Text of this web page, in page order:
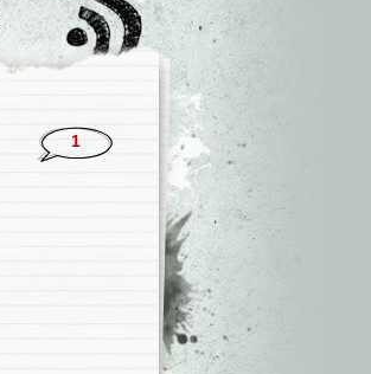
1